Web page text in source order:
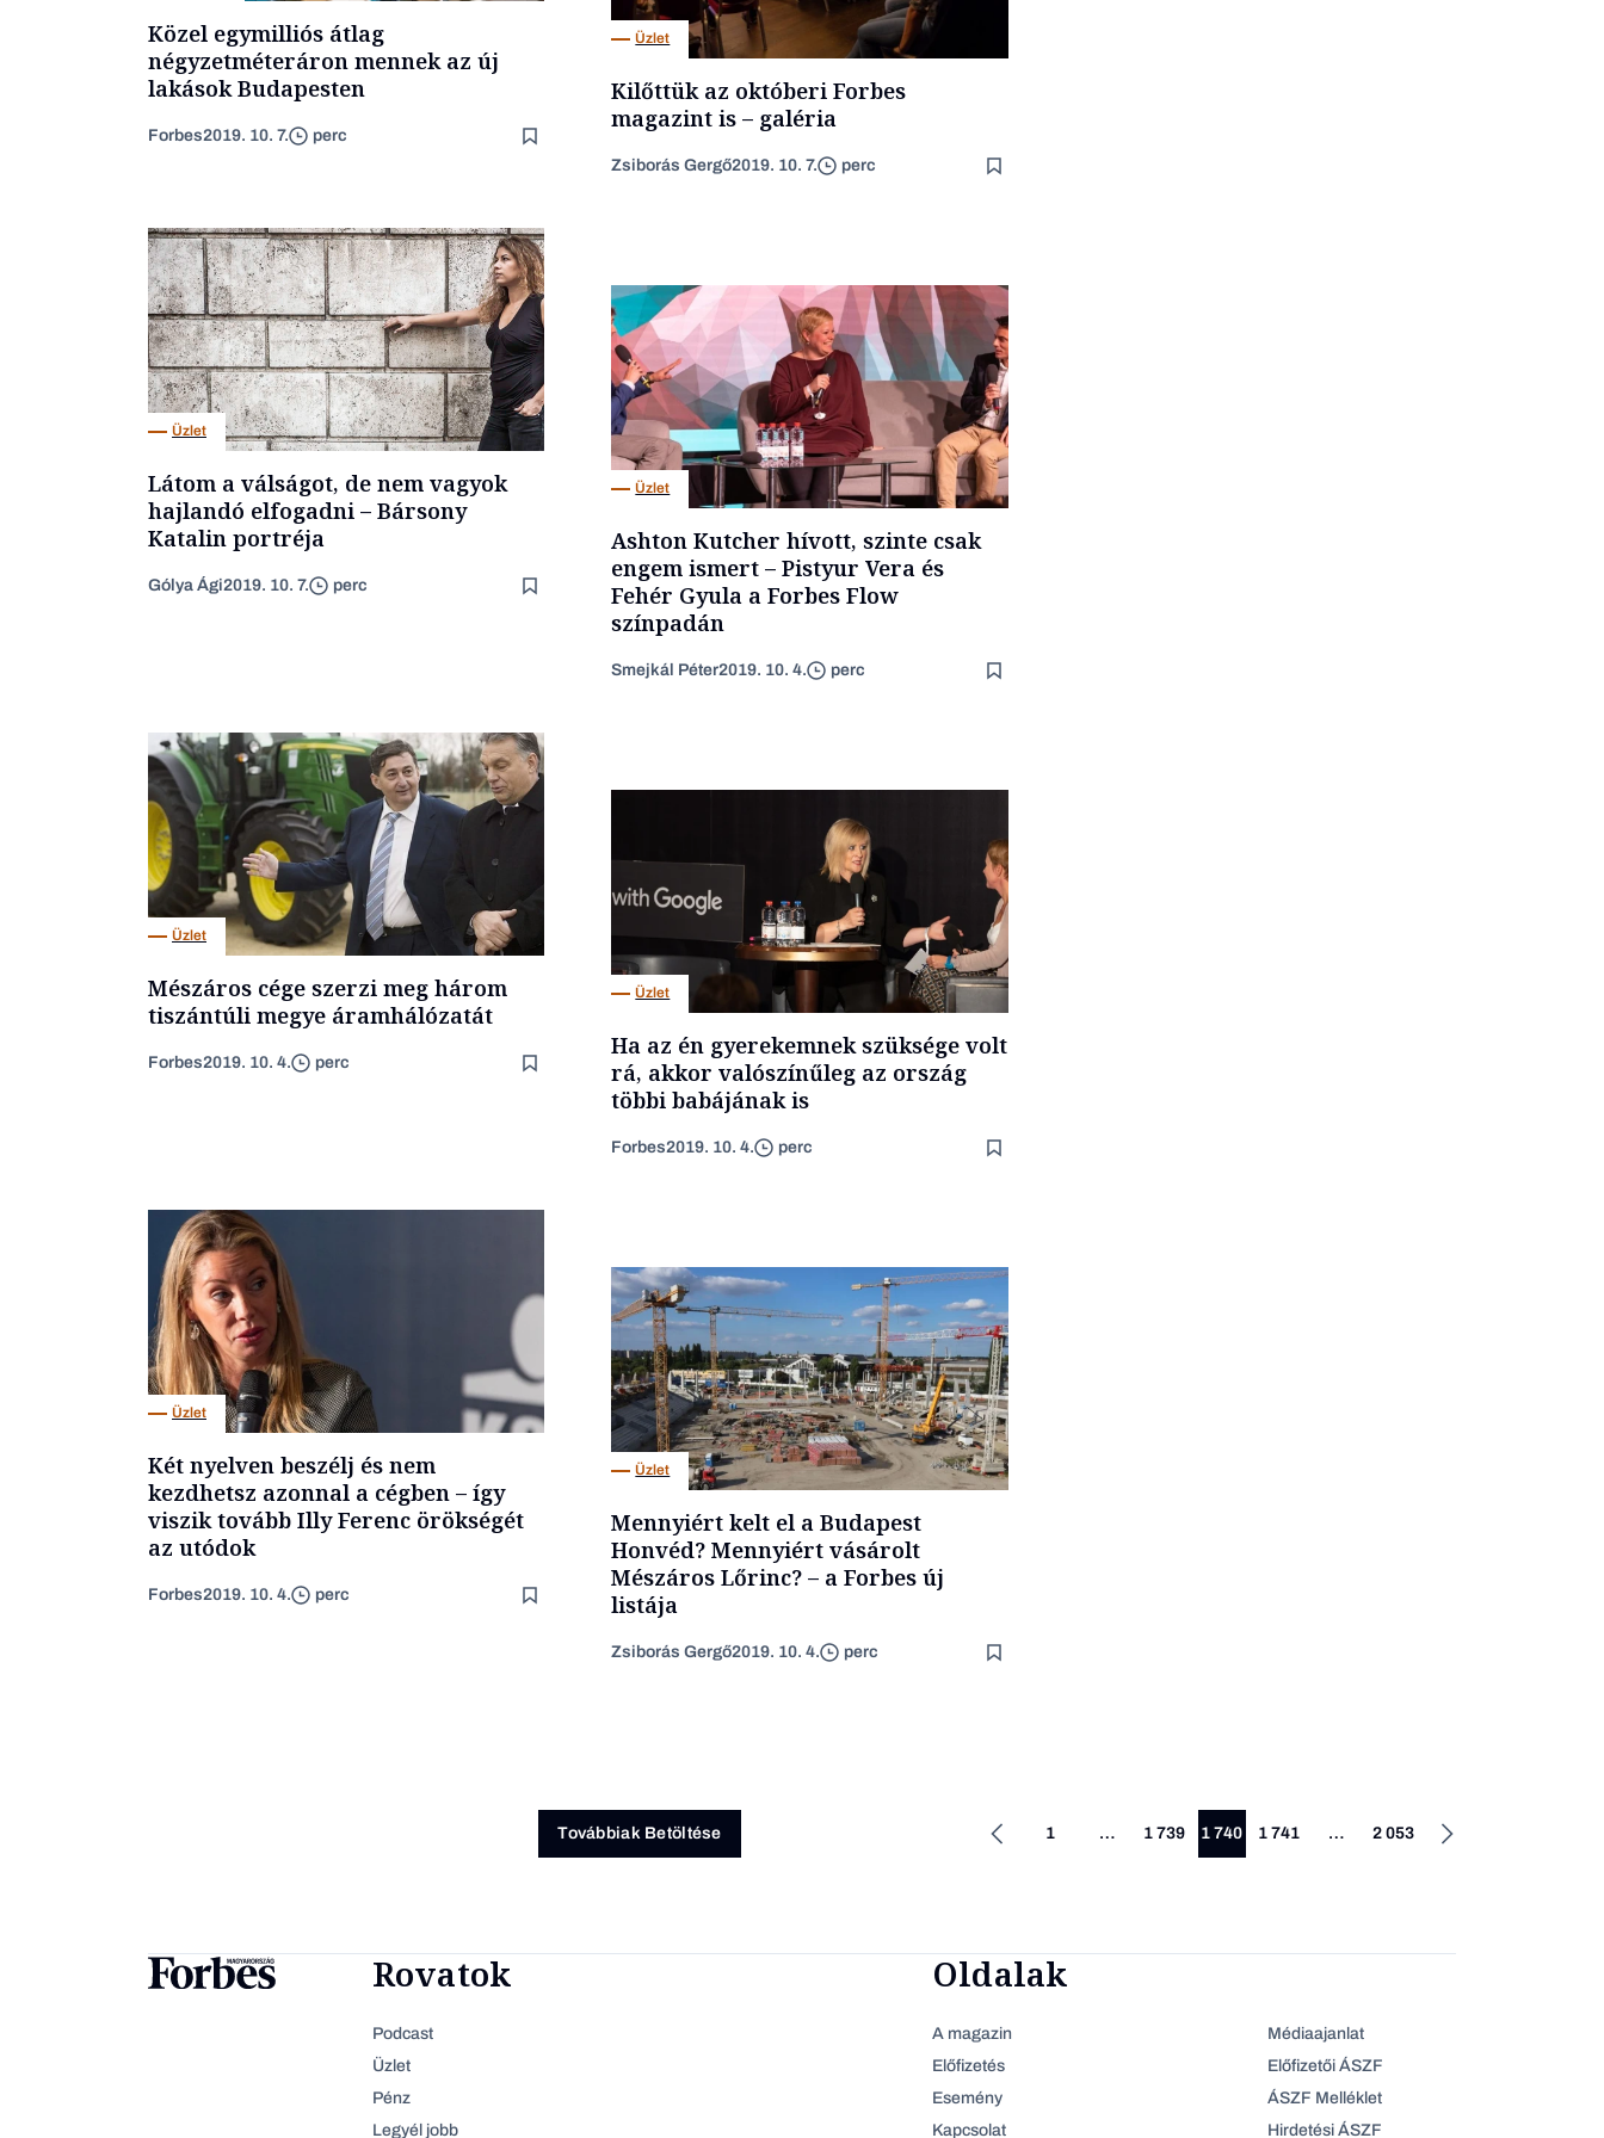
Közel egymilliós átlag
négyzetméteráron mennek az új
lakások Budapesten
Forbes2019. 10. 7. perc
Üzlet
Kilőttük az októberi Forbes
magazint is – galéria
Zsiborás Gergő2019. 10. 7. perc
Üzlet
Látom a válságot, de nem vagyok
hajlandó elfogadni – Bársony
Katalin portréja
Gólya Ági2019. 10. 7. perc
Üzlet
Ashton Kutcher hívott, szinte csak
engem ismert – Pistyur Vera és
Fehér Gyula a Forbes Flow
színpadán
Smejkál Péter2019. 10. 4. perc
Üzlet
Mészáros cége szerzi meg három
tiszántúli megye áramhálózatát
Forbes2019. 10. 4. perc
Üzlet
Ha az én gyerekemnek szüksége volt
rá, akkor valószínűleg az ország
többi babájának is
Forbes2019. 10. 4. perc
Üzlet
Két nyelven beszélj és nem
kezdhetsz azonnal a cégben – így
viszik tovább Illy Ferenc örökségét
az utódok
Forbes2019. 10. 4. perc
Üzlet
Mennyiért kelt el a Budapest
Honvéd? Mennyiért vásárolt
Mészáros Lőrinc? – a Forbes új
listája
Zsiborás Gergő2019. 10. 4. perc
Továbbiak Betöltése 1 … 1 739 1 740 1 741 … 2 053
Rovatok
Podcast
Üzlet
Pénz
Legyél jobb
Oldalak
A magazin
Előfizetés
Esemény
Kapcsolat
Médiaajanlat
Előfizetői ÁSZF
ÁSZF Melléklet
Hirdetési ÁSZF